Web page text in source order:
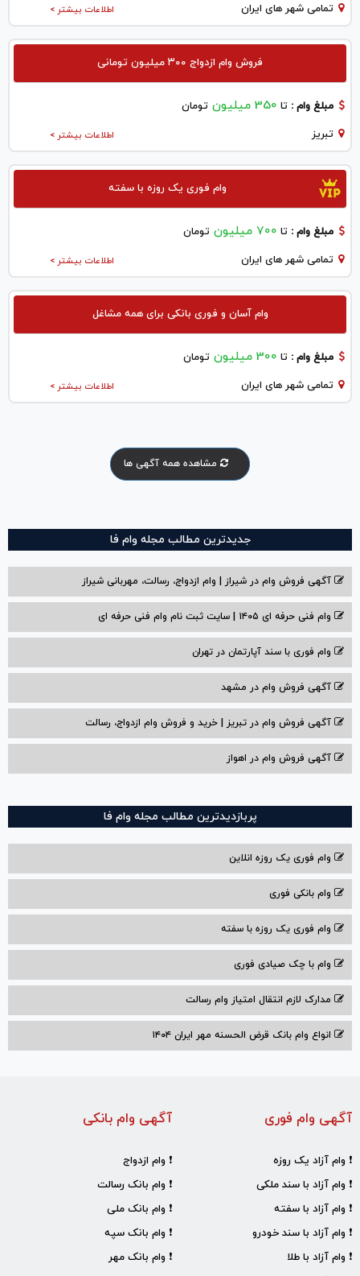
اطلاعات بیشتر > تمامی شهر های ایران
فروش وام ازدواج ۳۰۰ میلیون تومانی
مبلغ وام : تا 350 میلیون تومان
اطلاعات بیشتر > تبريز
وام فوری یک روزه با سفته
مبلغ وام : تا 700 میلیون تومان
اطلاعات بیشتر > تمامی شهر های ایران
وام آسان و فوری بانکی برای همه مشاغل
مبلغ وام : تا 300 میلیون تومان
اطلاعات بیشتر > تمامی شهر های ایران
مشاهده همه آگهی ها
جدیدترین مطالب مجله وام فا
آگهی فروش وام در شیراز | وام ازدواج، رسالت، مهربانی شیراز
وام فنی حرفه ای ۱۴۰۵ | سایت ثبت نام وام فنی حرفه ای
وام فوری با سند آپارتمان در تهران
آگهی فروش وام در مشهد
آگهی فروش وام در تبریز | خرید و فروش وام ازدواج، رسالت
آگهی فروش وام در اهواز
پربازدیدترین مطالب مجله وام فا
وام فوری یک روزه انلاین
وام بانکی فوری
وام فوری یک روزه با سفته
وام با‌ چک صیادی‌ فوری
مدارک لازم انتقال امتیاز وام رسالت
انواع وام بانک قرض الحسنه مهر ایران ۱۴۰۴
آگهی وام بانکی
❗ وام ازدواج
❗ وام بانک رسالت
❗ وام بانک ملی
❗ وام بانک سپه
❗ وام بانک مهر
آگهی وام فوری
❗ وام آزاد یک روزه
❗ وام آزاد با سند ملکی
❗ وام آزاد با سفته
❗ وام آزاد با سند خودرو
❗ وام آزاد با طلا